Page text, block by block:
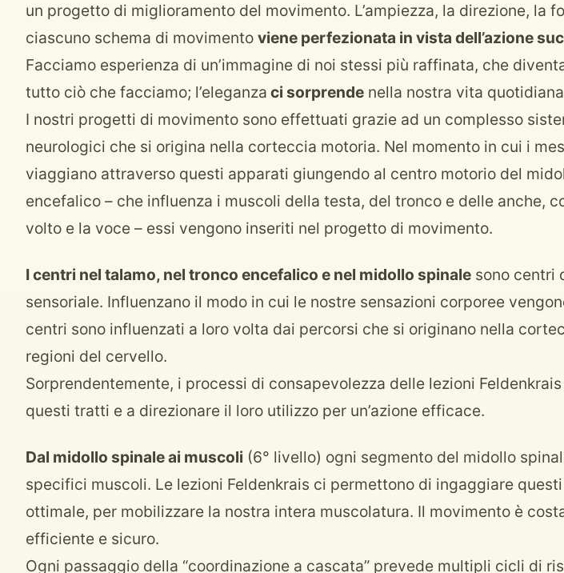
un progetto di miglioramento del movimento. L’ampiezza, la direzione, la
ciascuno schema di movimento viene perfezionata in vista dell’azione
Facciamo esperienza di un’immagine di noi stessi più raffinata, che
tutto ciò che facciamo; l’eleganza ci sorprende nella nostra vita
I nostri progetti di movimento sono effettuati grazie ad un complesso
neurologici che si origina nella corteccia motoria. Nel momento in cui i
viaggiano attraverso questi apparati giungendo al centro motorio del
encefalico – che influenza i muscoli della testa, del tronco e delle anche,
volto e la voce – essi vengono inseriti nel progetto di movimento.
I centri nel talamo, nel tronco encefalico e nel midollo spinale sono centri
sensoriale. Influenzano il modo in cui le nostre sensazioni corporee
centri sono influenzati a loro volta dai percorsi che si originano nella
regioni del cervello.
Sorprendentemente, i processi di consapevolezza delle lezioni
questi tratti e a direzionare il loro utilizzo per un’azione efficace.
Dal midollo spinale ai muscoli (6° livello) ogni segmento del midollo
specifici muscoli. Le lezioni Feldenkrais ci permettono di ingaggiare
ottimale, per mobilizzare la nostra intera muscolatura. Il movimento è
efficiente e sicuro.
Ogni passaggio della “coordinazione a cascata” prevede multipli cicli di